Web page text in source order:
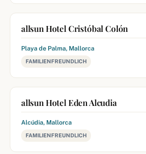
allsun Hotel Cristóbal Colón
Playa de Palma, Mallorca
FAMILIENFREUNDLICH
allsun Hotel Eden Alcudia
Alcúdia, Mallorca
FAMILIENFREUNDLICH